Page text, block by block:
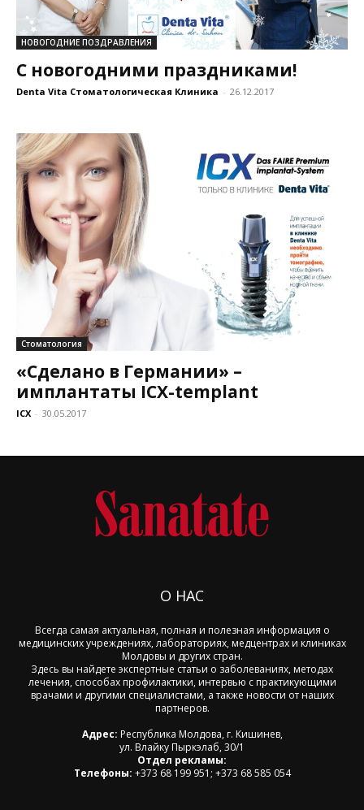
НОВОГОДНИЕ ПОЗДРАВЛЕНИЯ
С новогодними праздниками!
Denta Vita Стоматологическая Клиника - 26.12.2017
Стоматология
«Сделано в Германии» –
имплантаты ICX-templant
ICX - 30.05.2017
О НАС
Всегда самая актуальная, полная и полезная информация о
медицинских учреждениях, лабораториях, медцентрах и клиниках
Молдовы и других стран.
Здесь вы найдете экспертные статьи о заболеваниях, методах
лечения, способах профилактики, интервью с практикующими
врачами и другими специалистами, а также новости от наших
партнеров.
Адрес: Республика Молдова, г. Кишинев,
ул. Влайку Пыркэлаб, 30/1
Отдел рекламы:
Телефоны: +373 68 199 951; +373 68 585 054